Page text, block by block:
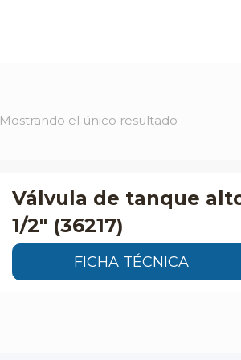
Mostrando el único resultado
Válvula de tanque
1/2″ (36217)
FICHA TÉCNICA